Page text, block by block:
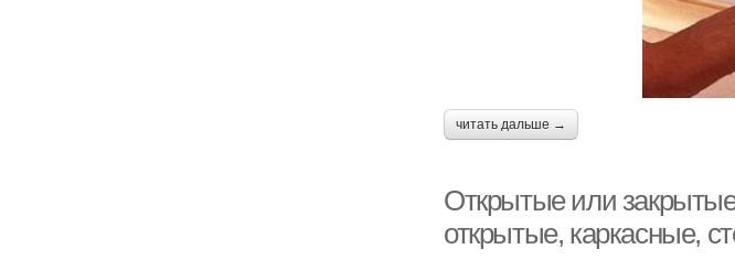
читать дальше →
Открытые или
открытые, каркасные,